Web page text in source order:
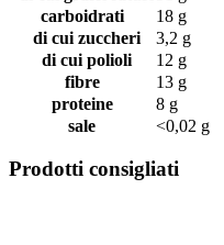
carboidrati
18 g
di cui zuccheri
3,2 g
di cui polioli
12 g
fibre
13 g
proteine
8 g
sale
<0,02 g
Prodotti consigliati